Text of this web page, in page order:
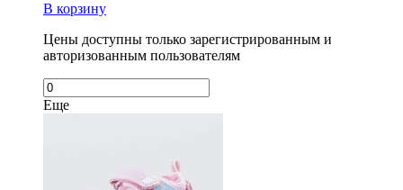
В корзину
Цены доступны только зарегистрированным и
авторизованным пользователям
Еще